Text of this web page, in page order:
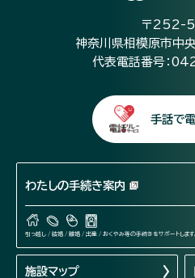
〒252-
神奈川県相模原市中
代表電話番号：
手話で
わたしの手続き案内
引っ越し / 結婚 / 離婚 / 出産 / おくやみ等の手続きをサポートします
施設マップ